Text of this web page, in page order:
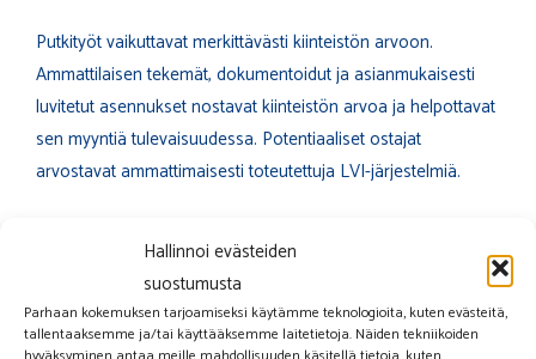
Hallinnoi evästeiden
suostumusta
Parhaan kokemuksen tarjoamiseksi käytämme teknologioita, kuten evästeitä,
tallentaaksemme ja/tai käyttääksemme laitetietoja. Näiden tekniikoiden
Putkityöt vaikuttavat merkittävästi kiinteistön arvoon.
Ammattilaisen tekemät, dokumentoidut ja asianmukaisesti
luvitetut asennukset nostavat kiinteistön arvoa ja helpottavat
sen myyntiä tulevaisuudessa. Potentiaaliset ostajat
arvostavat ammattimaisesti toteutettuja LVI-järjestelmiä.
vaivaasi. Putkityöt vaativat erityisosaamista, työkaluja ja
aikaa. Ammattilainen hoitaa työn tehokkaasti ja oikein
ensimmäisellä kerralla, jolloin vältyt mahdollisilta korjauksilta